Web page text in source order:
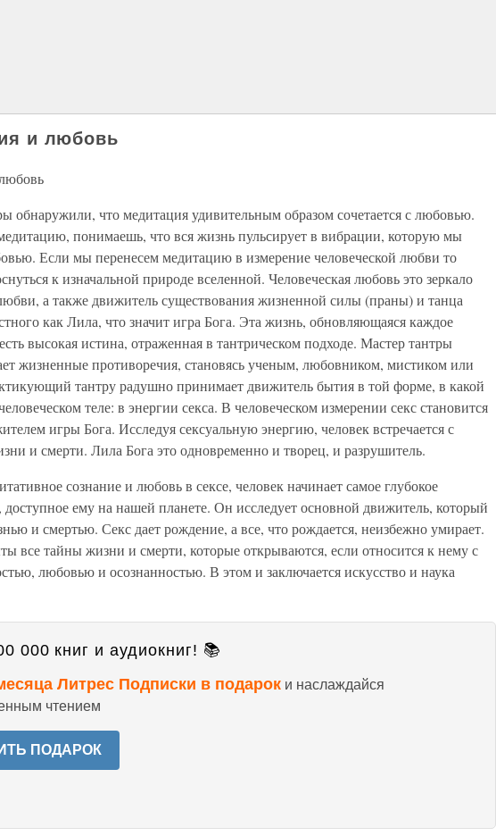
и любовь
обнаружили, что медитация удивительным образом сочетается с любовью.
понимаешь, что вся жизнь пульсирует в вибрации, которую мы
Если мы перенесем медитацию в измерение человеческой любви то
к изначальной природе вселенной. Человеческая любовь это зеркало
а также движитель существования жизненной силы (праны) и танца
как Лила, что значит игра Бога. Эта жизнь, обновляющаяся каждое
высокая истина, отраженная в тантрическом подходе. Мастер тантры
жизненные противоречия, становясь ученым, любовником, мистиком или
тантру радушно принимает движитель бытия в той форме, в какой
теле: в энергии секса. В человеческом измерении секс становится
игры Бога. Исследуя сексуальную энергию, человек встречается с
и смерти. Лила Бога это одновременно и творец, и разрушитель.
сознание и любовь в сексе, человек начинает самое глубокое
доступное ему на нашей планете. Он исследует основной движитель, который
и смертью. Секс дает рождение, а все, что рождается, неизбежно умирает.
все тайны жизни и смерти, которые открываются, если относится к нему с
любовью и осознанностью. В этом и заключается искусство и наука
000 книг и аудиокниг! 📚
Литрес Подписки в подарок и наслаждайся
чтением
ПОДАРОК